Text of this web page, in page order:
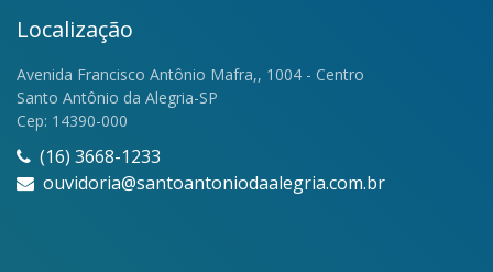
Localização
Avenida Francisco Antônio Mafra,, 1004 - Centro
Santo Antônio da Alegria-SP
Cep: 14390-000
(16) 3668-1233
ouvidoria@santoantoniodaalegria.com.br